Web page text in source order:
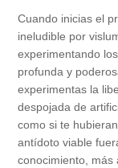
Cuando inicias el
ineludible por
experimentando
profunda y
experimentas la
despojada de
como si te
antídoto viable
conocimiento, más